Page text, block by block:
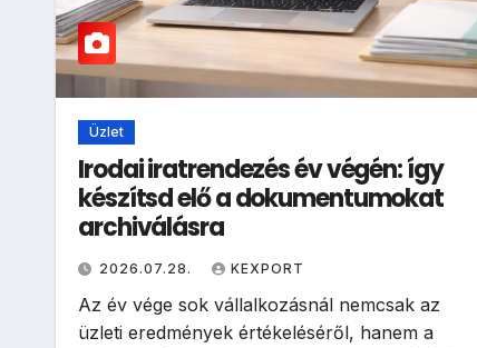
Üzlet
Irodai iratrendezés év végén: így
készítsd elő a dokumentumokat
archiválásra
2026.07.28. KEXPORT
Az év vége sok vállalkozásnál nemcsak az
üzleti eredmények értékeléséről, hanem a